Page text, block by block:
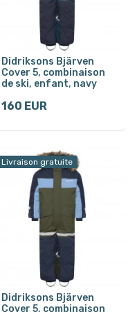
Didriksons Bjärven
Cover 5, combinaison
de ski, enfant, navy
160 EUR
Livraison gratuite
Didriksons Bjärven
Cover 5, combinaison